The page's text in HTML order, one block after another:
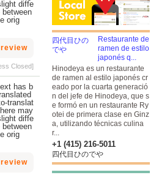
Closed]
Restaurante de
ramen de estilo
japonés q...
Hinodeya es un restaurante
de ramen al estilo japonés cr
eado por la cuarta generació
n del jefe de Hinodeya, que s
e formó en un restaurante Ry
otei de primera clase en Ginz
a, utilizando técnicas culina
r...
+1 (415) 216-5011
四代目ひのでや